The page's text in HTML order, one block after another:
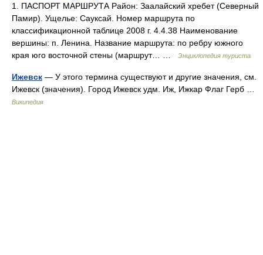
1. ПАСПОРТ МАРШРУТА Район: Заалайский хребет (Северный
Памир). Ущелье: Сауксай. Номер маршрута по
классификационной таблице 2008 г. 4.4.38 Наименование
вершины: п. Ленина. Название маршрута: по ребру южного
края юго восточной стены (маршрут… …
Энциклопедия туриста
Ижевск — У этого термина существуют и другие значения, см.
Ижевск (значения). Город Ижевск удм. Иж, Ижкар Флаг Герб …
Википедия